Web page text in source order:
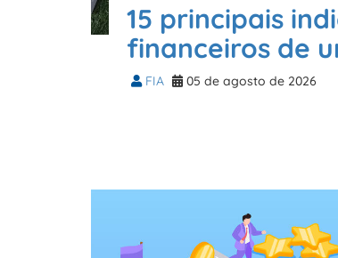
15 principais
financeiros de
FIA 05 de agosto de 2026